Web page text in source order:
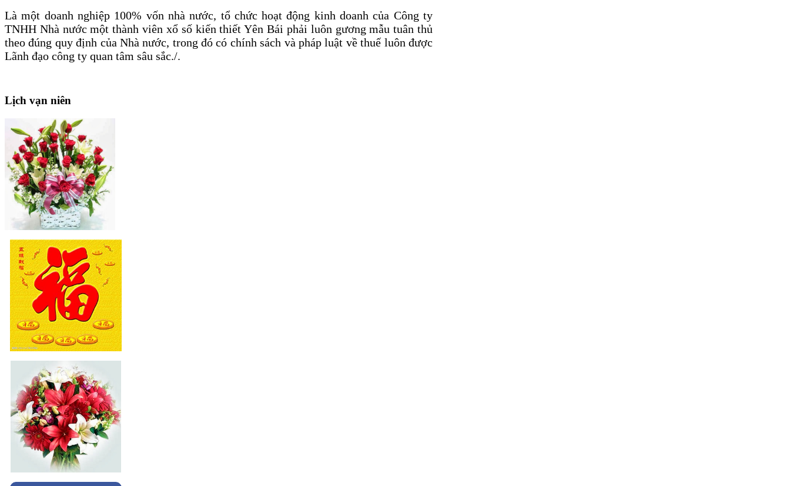
Là một doanh nghiệp 100% vốn nhà nước, tổ chức hoạt động kinh doanh của Công ty
TNHH Nhà nước một thành viên xổ số kiến thiết Yên Bái phải luôn gương mẫu tuân thủ
theo đúng quy định của Nhà nước, trong đó có chính sách và pháp luật về thuế luôn được
Lãnh đạo công ty quan tâm sâu sắc./.
Lịch vạn niên